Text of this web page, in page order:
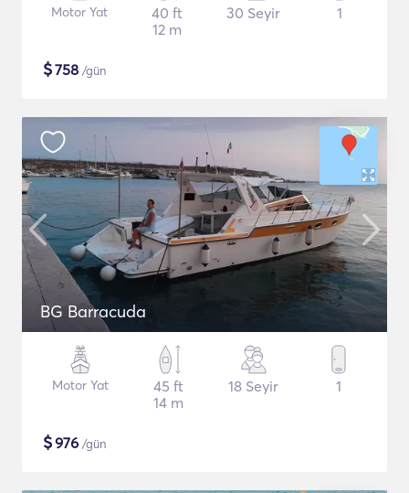
Motor Yat
40 ft
12 m
30 Seyir 1
$758 /gün
BG Barracuda
Motor Yat
45 ft
14 m
18 Seyir 1
$976 /gün